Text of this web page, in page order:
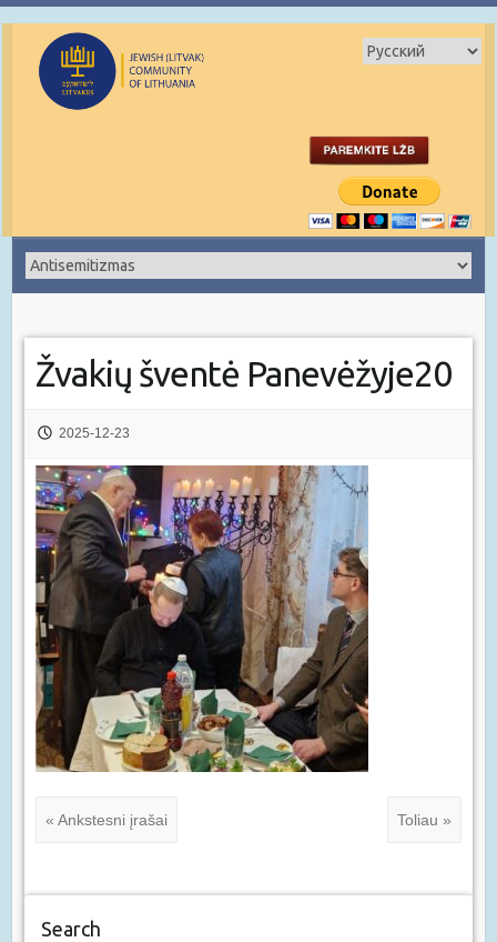
Žvakių šventė Panevėžyje20
2025-12-23
« Ankstesni įrašai Toliau »
Search